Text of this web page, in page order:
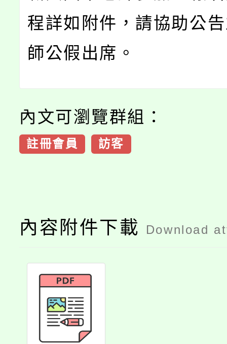
程詳如附件，請協助公
師公假出席。
內文可瀏覽群組：
註冊會員 訪客
內容附件下載 Download